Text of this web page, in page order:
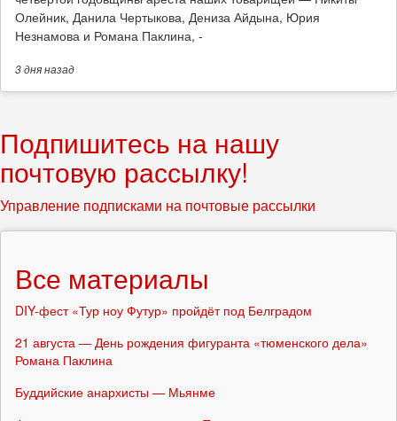
Олейник, Данила Чертыкова, Дениза Айдына, Юрия
Незнамова и Романа Паклина, -
3 дняназад
Подпишитесь на нашу
почтовую рассылку!
Управление подписками на почтовые рассылки
Все материалы
DIY-фест «Тур ноу Футур» пройдёт под Белградом
21 августа — День рождения фигуранта «тюменского дела»
Романа Паклина
Буддийские анархисты — Мьянме